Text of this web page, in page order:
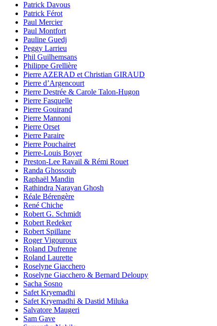
Patrick Davous
Patrick Férot
Paul Mercier
Paul Montfort
Pauline Guedj
Peggy Larrieu
Phil Guilhemsans
Philippe Grellière
Pierre AZERAD et Christian GIRAUD
Pierre d’Argencourt
Pierre Destrée & Carole Talon-Hugon
Pierre Fasquelle
Pierre Gouirand
Pierre Mannoni
Pierre Orset
Pierre Paraire
Pierre Pouchairet
Pierre-Louis Boyer
Preston-Lee Ravail & Rémi Rouet
Randa Ghossoub
Raphaël Mandin
Rathindra Narayan Ghosh
Réale Bérengère
René Chiche
Robert G. Schmidt
Robert Redeker
Robert Spillane
Roger Vigouroux
Roland Dufrenne
Roland Laurette
Roselyne Giacchero
Roselyne Giacchero & Bernard Deloupy
Sacha Sosno
Safet Kryemadhi
Safet Kryemadhi & Dastid Miluka
Salvatore Maugeri
Sam Gave